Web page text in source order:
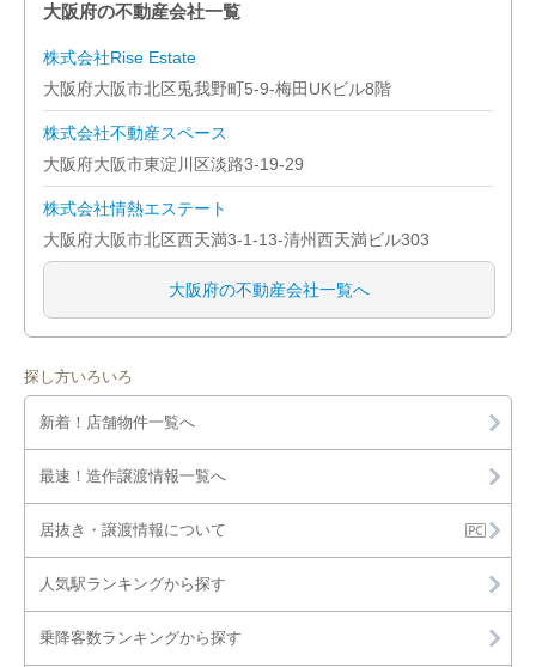
大阪市東住吉区
大阪市西成区
大阪市淀川区
大阪市鶴見区
大阪市住之江区
大阪市平野区
大阪市北区
大阪市中央区
堺市堺区
堺市中区
堺市東区
大阪府の不動産会社一覧
株式会社Rise Estate
大阪府大阪市北区兎我野町5-9-梅田UKビル8階
株式会社不動産スペース
大阪府大阪市東淀川区淡路3-19-29
株式会社情熱エステート
大阪府大阪市北区西天満3-1-13-清州西天満ビル303
大阪府の不動産会社一覧へ
探し方いろいろ
新着！店舗物件一覧へ
最速！造作譲渡情報一覧へ
居抜き・譲渡情報について
人気駅ランキングから探す
乗降客数ランキングから探す